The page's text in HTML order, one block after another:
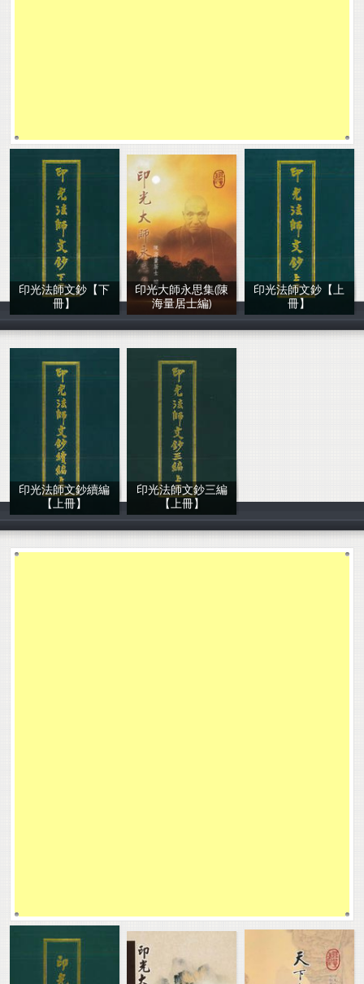
印光法師文鈔【下
冊】
印光大師永思集(陳
海量居士編)
印光法師文鈔【上
冊】
印光法師文鈔續編
【上冊】
印光法師
印光法師文鈔三編
【上冊】
印光法師